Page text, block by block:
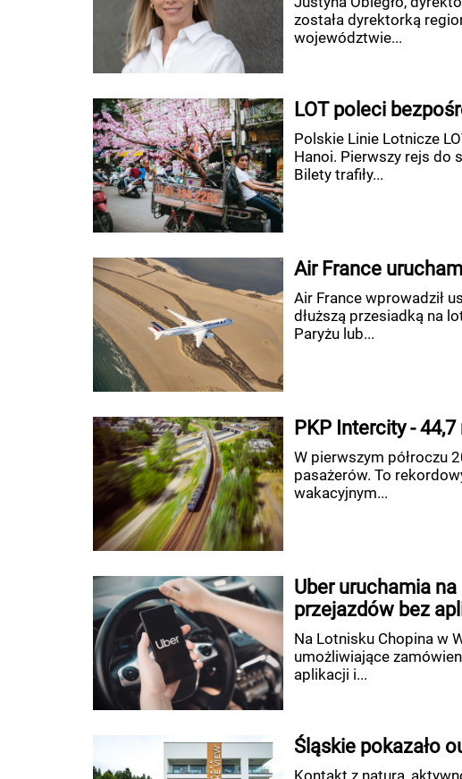
została dyrektorką
województwie...
LOT poleci
Polskie Linie Lotnicze
Hanoi. Pierwszy rejs do
Bilety trafiły...
Air France
Air France wprowadził
dłuższą przesiadką na
Paryżu lub...
PKP Intercity -
W pierwszym półroczu
pasażerów. To
wakacyjnym...
Uber uruchamia
przejazdów bez
Na Lotnisku Chopina w
umożliwiające
aplikacji i...
Śląskie pokazało
Kontakt z naturą,